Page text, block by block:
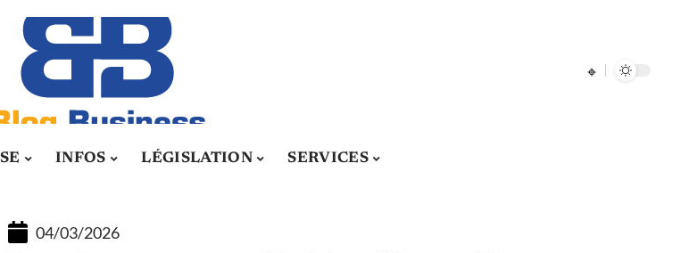
INFOS LÉGISLATION SERVICES
04/03/2026